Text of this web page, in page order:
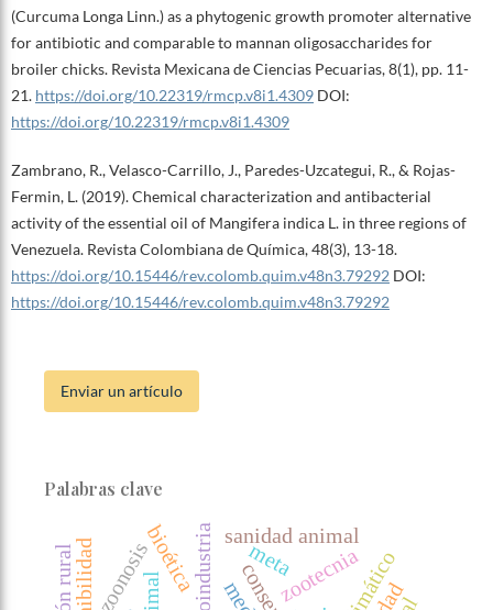
(Curcuma Longa Linn.) as a phytogenic growth promoter alternative
for antibiotic and comparable to mannan oligosaccharides for
broiler chicks. Revista Mexicana de Ciencias Pecuarias, 8(1), pp. 11-
21. https://doi.org/10.22319/rmcp.v8i1.4309DOI:
https://doi.org/10.22319/rmcp.v8i1.4309
Zambrano, R., Velasco-Carrillo, J., Paredes-Uzcategui, R., & Rojas-
Fermin, L. (2019). Chemical characterization and antibacterial
activity of the essential oil of Mangifera indica L. in three regions of
Venezuela. Revista Colombiana de Química, 48(3), 13-18.
https://doi.org/10.15446/rev.colomb.quim.v48n3.79292DOI:
https://doi.org/10.15446/rev.colomb.quim.v48n3.79292
Enviar un artículo
Palabras clave
zootecnia
agroindustria sanidad animal
zoonosisbioética meta